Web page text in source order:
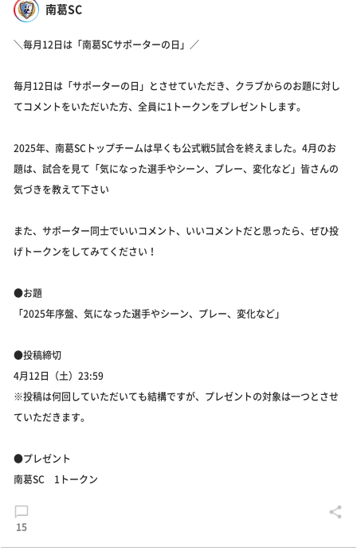
南葛SC
＼毎月12日は「南葛SCサポーターの日」／
毎月12日は「サポーターの日」とさせていただき、クラブからのお題に対し
てコメントをいただいた方、全員に1トークンをプレゼントします。
2025年、南葛SCトップチームは早くも公式戦5試合を終えました。4月のお
題は、試合を見て「気になった選手やシーン、プレー、変化など」皆さんの
気づきを教えて下さい
また、サポーター同士でいいコメント、いいコメントだと思ったら、ぜひ投
げトークンをしてみてください！
●お題
「2025年序盤、気になった選手やシーン、プレー、変化など」
●投稿締切
4月12日（土）23:59
※投稿は何回していただいても結構ですが、プレゼントの対象は一つとさせ
ていただきます。
●プレゼント
南葛SC 1トークン
15